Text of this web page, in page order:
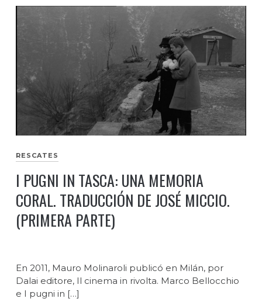
RESCATES
I PUGNI IN TASCA: UNA MEMORIA
CORAL. TRADUCCIÓN DE JOSÉ MICCIO.
(PRIMERA PARTE)
En 2011, Mauro Molinaroli publicó en Milán, por
Dalai editore, Il cinema in rivolta. Marco Bellocchio
e I pugni in […]